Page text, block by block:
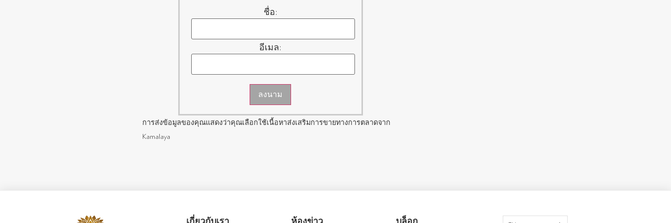
ชื่อ:
อีเมล:
ลงนาม
การส่งข้อมูลของคุณแสดงว่าคุณเลือกใช้เนื้อหาส่งเสริมการขายทางการตลาดจาก
Kamalaya